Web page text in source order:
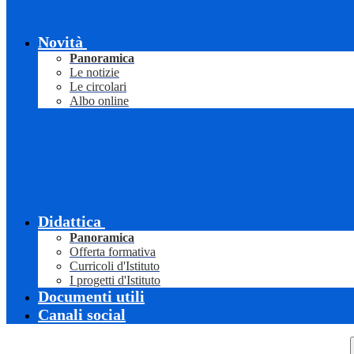
Novità
Panoramica
Le notizie
Le circolari
Albo online
Didattica
Panoramica
Offerta formativa
Curricoli d'Istituto
I progetti d'Istituto
Documenti utili
Canali social